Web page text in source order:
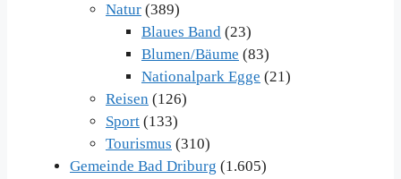
Natur (389)
Blaues Band (23)
Blumen/Bäume (83)
Nationalpark Egge (21)
Reisen (126)
Sport (133)
Tourismus (310)
Gemeinde Bad Driburg (1.605)